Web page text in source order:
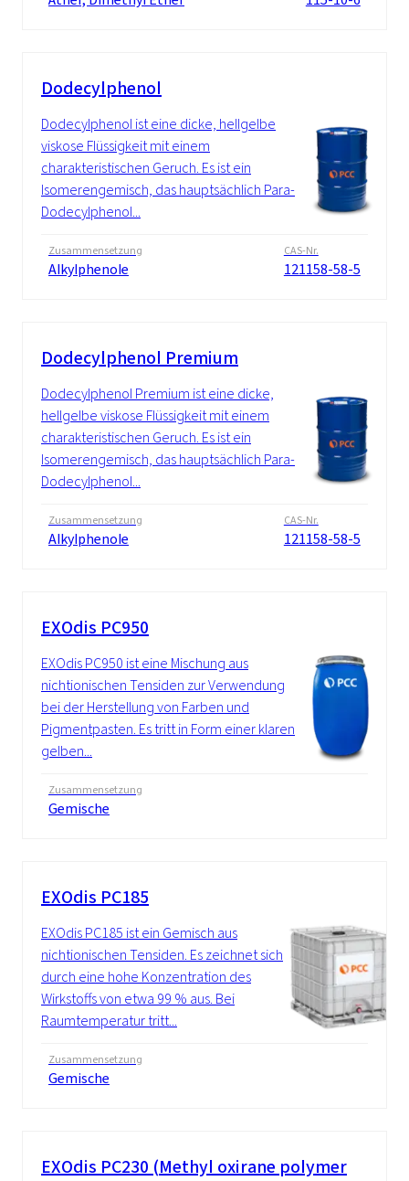
Dodecylphenol
Dodecylphenol ist eine dicke, hellgelbe
viskose Flüssigkeit mit einem
charakteristischen Geruch. Es ist ein
Isomerengemisch, das hauptsächlich Para-
Dodecylphenol...
Zusammensetzung
Alkylphenole
CAS-Nr.
121158-58-5
Dodecylphenol Premium
Dodecylphenol Premium ist eine dicke,
hellgelbe viskose Flüssigkeit mit einem
charakteristischen Geruch. Es ist ein
Isomerengemisch, das hauptsächlich Para-
Dodecylphenol...
Zusammensetzung
Alkylphenole
CAS-Nr.
121158-58-5
EXOdis PC950
EXOdis PC950 ist eine Mischung aus
nichtionischen Tensiden zur Verwendung
bei der Herstellung von Farben und
Pigmentpasten. Es tritt in Form einer klaren
gelben...
Zusammensetzung
Gemische
EXOdis PC185
EXOdis PC185 ist ein Gemisch aus
nichtionischen Tensiden. Es zeichnet sich
durch eine hohe Konzentration des
Wirkstoffs von etwa 99 % aus. Bei
Raumtemperatur tritt...
Zusammensetzung
Gemische
EXOdis PC230 (Methyl oxirane polymer